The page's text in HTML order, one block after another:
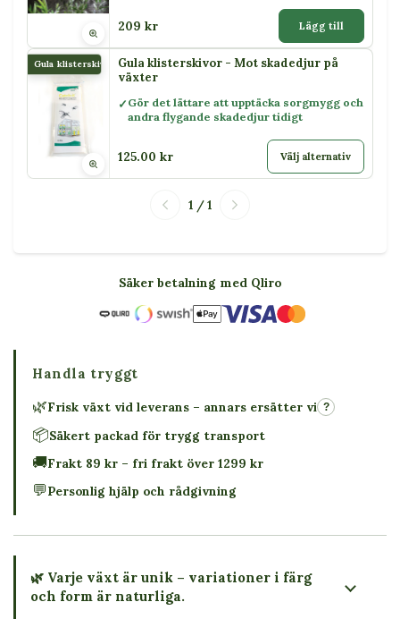
209 kr Lägg till
Gula klisterskivor
Gula klisterskivor - Mot skadedjur på
växter
Gör det lättare att upptäcka sorgmygg och
andra flygande skadedjur tidigt
125.00 kr Välj alternativ
1 / 1
Säker betalning med Qliro
Handla tryggt
🌿Frisk växt vid leverans – annars ersätter vi ?
📦Säkert packad för trygg transport
🚚Frakt 89 kr – fri frakt över 1299 kr
💬Personlig hjälp och rådgivning
🌿 Varje växt är unik – variationer i färg
och form är naturliga.